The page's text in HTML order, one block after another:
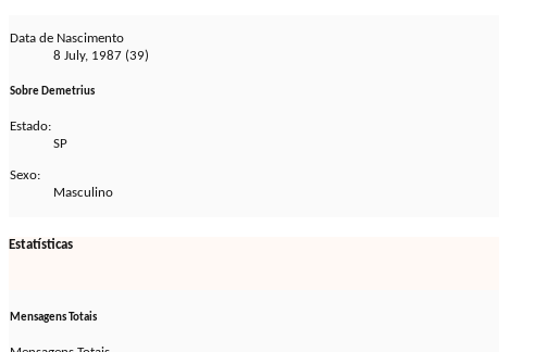
Data de Nascimento
8 July, 1987 (39)
Sobre Demetrius
Estado:
SP
Sexo:
Masculino
Estatísticas
Mensagens Totais